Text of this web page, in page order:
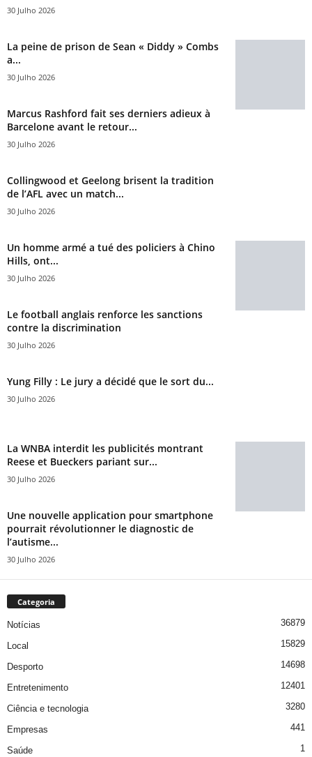
30 Julho 2026
La peine de prison de Sean « Diddy » Combs
a...
30 Julho 2026
Marcus Rashford fait ses derniers adieux à
Barcelone avant le retour...
30 Julho 2026
Collingwood et Geelong brisent la tradition
de l’AFL avec un match...
30 Julho 2026
Un homme armé a tué des policiers à Chino
Hills, ont...
30 Julho 2026
Le football anglais renforce les sanctions
contre la discrimination
30 Julho 2026
Yung Filly : Le jury a décidé que le sort du...
30 Julho 2026
La WNBA interdit les publicités montrant
Reese et Bueckers pariant sur...
30 Julho 2026
Une nouvelle application pour smartphone
pourrait révolutionner le diagnostic de
l’autisme...
30 Julho 2026
Categoria
Notícias 36879
Local 15829
Desporto 14698
Entretenimento 12401
Ciência e tecnologia 3280
Empresas 441
Saúde 1